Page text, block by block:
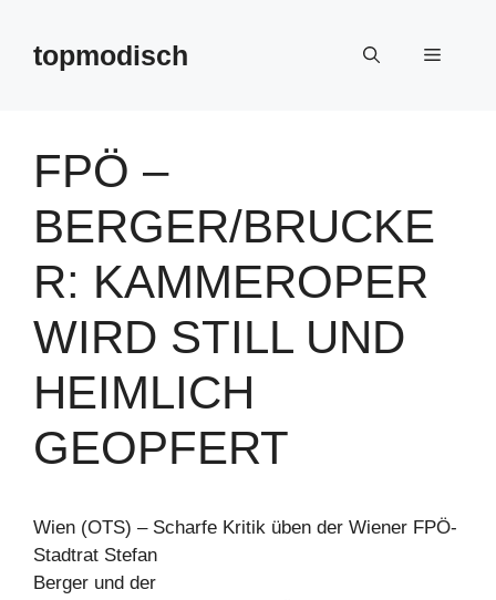
springentopmodisch Menü
FPÖ –
BERGER/BRUCKE
R: KAMMEROPER
WIRD STILL UND
HEIMLICH
GEOPFERT
Wien (OTS) – Scharfe Kritik üben der Wiener FPÖ-
Stadtrat Stefan
Berger und der